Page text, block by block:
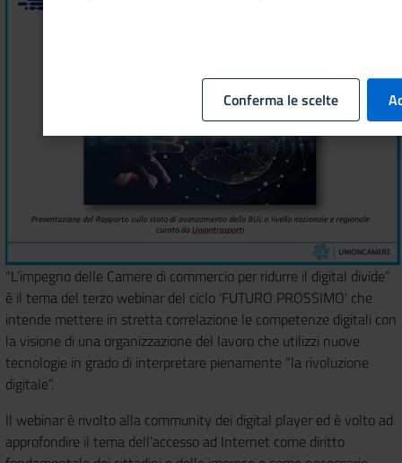
“L’impegno delle Camere di commercio per ridurre il digital divide”
è il tema del terzo webinar del ciclo 'FUTURO PROSSIMO' che
intende mettere in stretta correlazione le competenze digitali con
la visione di una organizzazione del lavoro che utilizzi nuove
tecnologie in grado di interpretare pienamente “la rivoluzione
digitale”.
Il webinar è rivolto alla community dei digital player ed è volto ad
approfondire il tema dell’accesso ad Internet come diritto
Conferma le scelte